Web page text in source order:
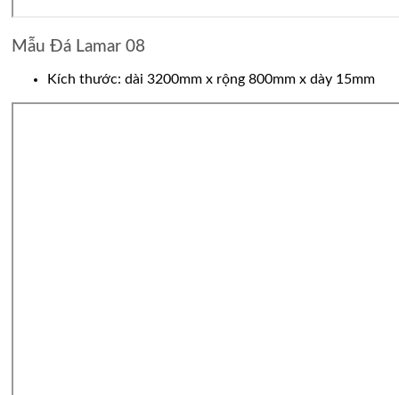
Mẫu Đá Lamar 08
Kích thước: dài 3200mm x rộng 800mm x dày 15mm